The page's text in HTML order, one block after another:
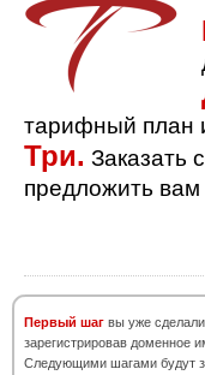
тарифный план
Три. Заказать
предложить
Первый шаг вы уже сделали,
зарегистрировав доменное
Следующими шагами будут